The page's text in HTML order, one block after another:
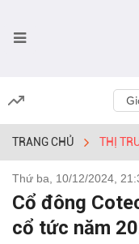
TRANG CHỦ THỊ
Thứ ba, 10/12/2024,
Cổ đông
cổ tức năm